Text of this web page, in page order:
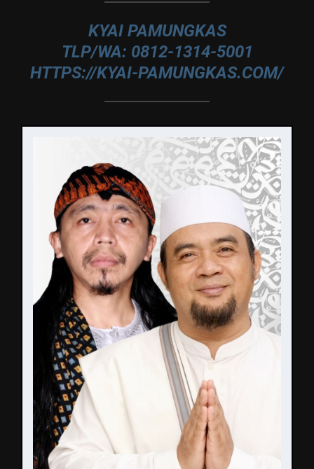
KYAI PAMUNGKAS
TLP/WA: 0812-1314-5001
HTTPS://KYAI-PAMUNGKAS.COM/